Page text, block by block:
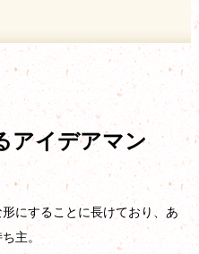
アイデアマン
にすることに長けており、あ
主。